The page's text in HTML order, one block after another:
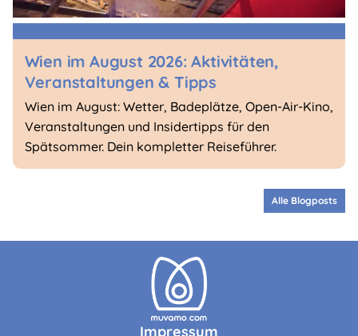
Wien im August 2026: Aktivitäten,
Veranstaltungen & Tipps
Wien im August: Wetter, Badeplätze, Open-Air-Kino,
Veranstaltungen und Insidertipps für den
Spätsommer. Dein kompletter Reiseführer.
Alle Blogposts
Impressum